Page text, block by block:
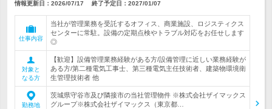
情報更新日：2026/07/17 終了予定日： 2027/01/07
仕事内容
当社が管理業務を受託するオフィス、商業施設、ロジスティクス
センターに常駐。設備の定期点検やトラブル対応をお任せします
◎
対象と
なる方
【歓迎】設備管理業務経験がある方/設備管理に近しい業務経験が
ある方/第二種電気工事士、第三種電気主任技術者、建築物環境衛
生管理技術者 他
勤務地
茨城県守谷市及び隣接市の当社管理物件 ※株式会社ザイマックス
グループ※株式会社ザイマックス（東京都…